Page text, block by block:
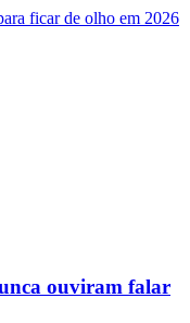
ficar de olho em 2026
ouviram falar